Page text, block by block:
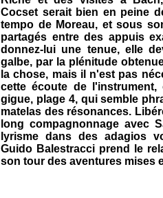
Cocset serait bien en peine
tempo de Moreau, et sous
partagés entre des appuis
donnez‑lui une tenue, elle
galbe, par la plénitude
la chose, mais il n'est pas
cette écoute de
gigue, plage 4, qui semble
matelas des résonances.
long compagnonnage avec
lyrisme dans des adagios
Guido Balestracci prend le
son tour des aventures mises